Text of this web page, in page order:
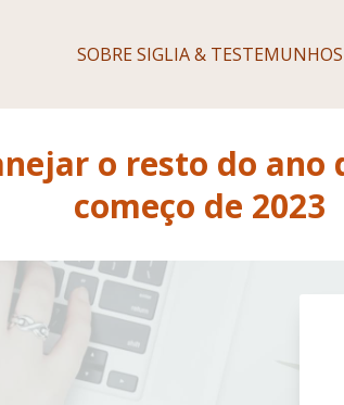
SOBRE SIGLIA & TESTEMUNHOS
o resto do ano
começo de 2023